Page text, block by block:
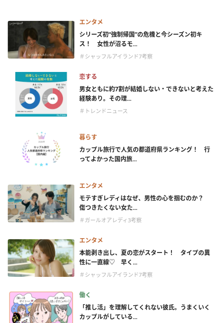
エンタメ
シリーズ初“強制帰国”の危機と今シーズン初キ
ス！ 女性が沼るモ...
＃シャッフルアイランド7考察
恋する
男女ともに約7割が結婚しない・できないと考えた
経験あり。その理...
＃トレンドニュース
暮らす
カップル旅行で人気の都道府県ランキング！ 行
ってよかった国内旅...
エンタメ
モテすぎレディはなぜ、男性の心を掴むのか？
傷つきたくない女た...
＃ガールオアレディ3考察
エンタメ
本能剥き出し、夏の恋がスタート！ タイプの異
性に一直線♡ 早く...
＃シャッフルアイランド7考察
働く
「推し活」を理解してくれない彼氏。うまくいく
カップルがしている...